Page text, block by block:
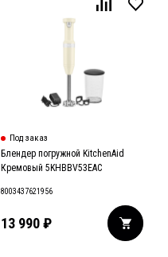
Под заказ
Блендер погружной KitchenAid
Кремовый 5KHBBV53EAC
8003437621956
13 990 ₽